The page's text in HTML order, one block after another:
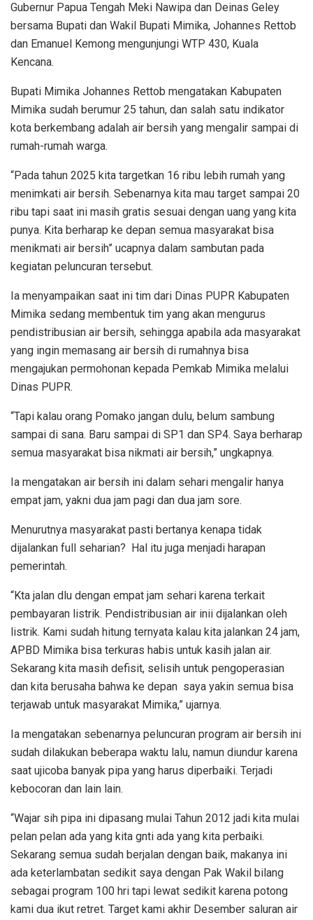
Gubernur Papua Tengah Meki Nawipa dan Deinas Geley
bersama Bupati dan Wakil Bupati Mimika, Johannes Rettob
dan Emanuel Kemong mengunjungi WTP 430, Kuala
Kencana.
Bupati Mimika Johannes Rettob mengatakan Kabupaten
Mimika sudah berumur 25 tahun, dan salah satu indikator
kota berkembang adalah air bersih yang mengalir sampai di
rumah-rumah warga.
“Pada tahun 2025 kita targetkan 16 ribu lebih rumah yang
menimkati air bersih. Sebenarnya kita mau target sampai 20
ribu tapi saat ini masih gratis sesuai dengan uang yang kita
punya. Kita berharap ke depan semua masyarakat bisa
menikmati air bersih” ucapnya dalam sambutan pada
kegiatan peluncuran tersebut.
Ia menyampaikan saat ini tim dari Dinas PUPR Kabupaten
Mimika sedang membentuk tim yang akan mengurus
pendistribusian air bersih, sehingga apabila ada masyarakat
yang ingin memasang air bersih di rumahnya bisa
mengajukan permohonan kepada Pemkab Mimika melalui
Dinas PUPR.
“Tapi kalau orang Pomako jangan dulu, belum sambung
sampai di sana. Baru sampai di SP1 dan SP4. Saya berharap
semua masyarakat bisa nikmati air bersih,” ungkapnya.
Ia mengatakan air bersih ini dalam sehari mengalir hanya
empat jam, yakni dua jam pagi dan dua jam sore.
Menurutnya masyarakat pasti bertanya kenapa tidak
dijalankan full seharian? Hal itu juga menjadi harapan
pemerintah.
“Kta jalan dlu dengan empat jam sehari karena terkait
pembayaran listrik. Pendistribusian air inii dijalankan oleh
listrik. Kami sudah hitung ternyata kalau kita jalankan 24 jam,
APBD Mimika bisa terkuras habis untuk kasih jalan air.
Sekarang kita masih defisit, selisih untuk pengoperasian
dan kita berusaha bahwa ke depan saya yakin semua bisa
terjawab untuk masyarakat Mimika,” ujarnya.
Ia mengatakan sebenarnya peluncuran program air bersih ini
sudah dilakukan beberapa waktu lalu, namun diundur karena
saat ujicoba banyak pipa yang harus diperbaiki. Terjadi
kebocoran dan lain lain.
“Wajar sih pipa ini dipasang mulai Tahun 2012 jadi kita mulai
pelan pelan ada yang kita gnti ada yang kita perbaiki.
Sekarang semua sudah berjalan dengan baik, makanya ini
ada keterlambatan sedikit saya dengan Pak Wakil bilang
sebagai program 100 hri tapi lewat sedikit karena potong
kami dua ikut retret. Target kami akhir Desember saluran air